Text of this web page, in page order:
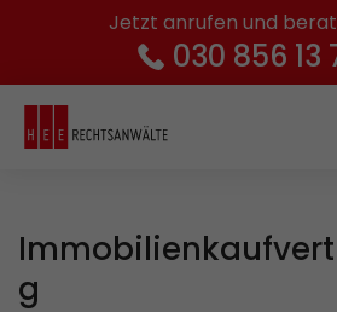
Jetzt anrufen und
030 856 13
g